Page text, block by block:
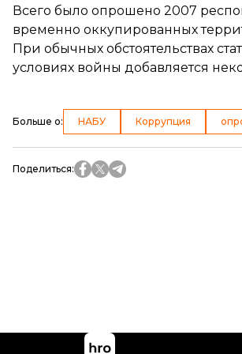
Всего было опрошено 2007
временно оккупированных
При обычных обстоятельствах
условиях войны добавляется
Больше о: НАБУ Коррупция
Поделиться: